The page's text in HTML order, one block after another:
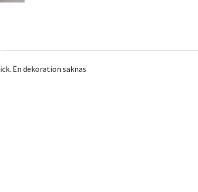
En dekoration saknas